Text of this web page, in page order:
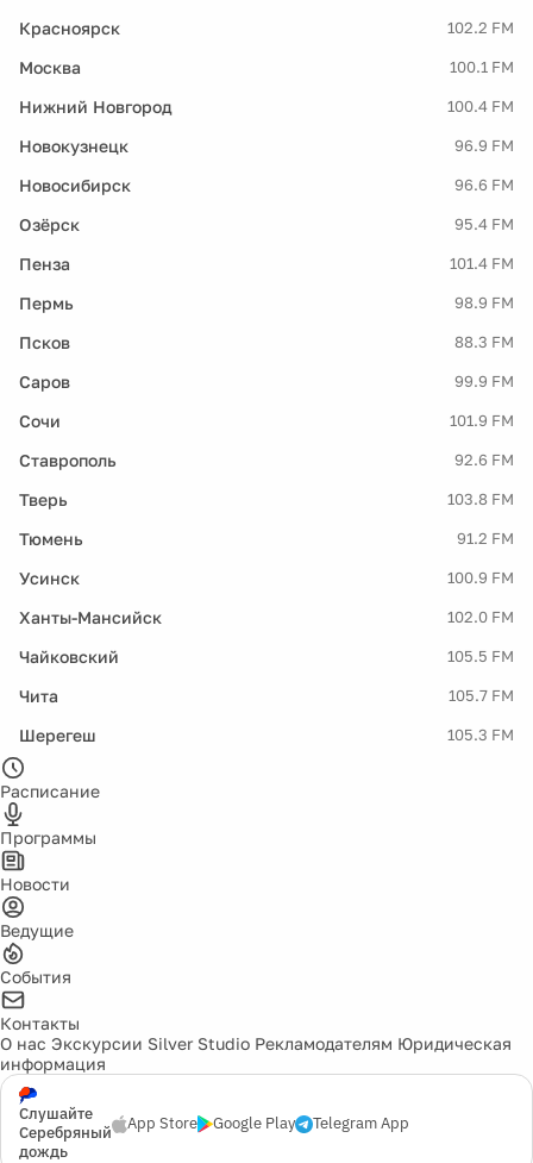
Красноярск 102.2 FM
Москва 100.1 FM
Нижний Новгород 100.4 FM
Новокузнецк 96.9 FM
Новосибирск 96.6 FM
Озёрск 95.4 FM
Пенза 101.4 FM
Пермь 98.9 FM
Псков 88.3 FM
Саров 99.9 FM
Сочи 101.9 FM
Ставрополь 92.6 FM
Тверь 103.8 FM
Тюмень 91.2 FM
Усинск 100.9 FM
Ханты-Мансийск 102.0 FM
Чайковский 105.5 FM
Чита 105.7 FM
Шерегеш 105.3 FM
Расписание
Программы
Новости
Ведущие
События
Контакты
О нас Экскурсии Silver Studio Рекламодателям Юридическая
информация
Слушайте
Серебряный
дождь
App Store Google Play Telegram App